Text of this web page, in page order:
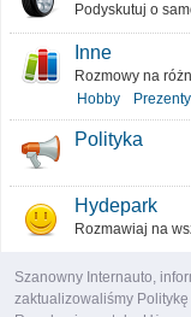
Szanowny Internauto,
zaktualizowaliśmy
Podyskutuj o
Inne
Rozmowy na
Hobby
Prezenty
Polityka
Hydepark
Rozmawiaj na
O portalu
Podziel się